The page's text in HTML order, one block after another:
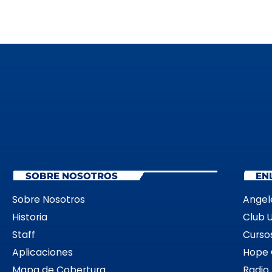
SOBRE NOSOTROS
Sobre Nosotros
Historia
Staff
Aplicaciones
Club
Hope